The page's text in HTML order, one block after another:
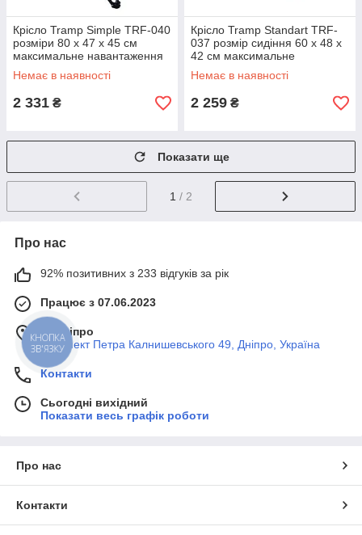
Крісло Tramp Simple TRF-040
розміри 80 х 47 х 45 см
максимальне навантаження
90 кг вага 3.8 кг
Немає в наявності
2 331 ₴
Крісло Tramp Standart TRF-
037 розмір сидіння 60 х 48 х
42 см максимальне
навантаження 90 кг вага 4.5
кг
Немає в наявності
2 259 ₴
Показати ще
1 / 2
Про нас
92% позитивних з 233 відгуків за рік
Працює з 07.06.2023
м. Дніпро
Проспект Петра Калнишевського 49, Дніпро, Україна
Контакти
Сьогодні вихідний
Показати весь графік роботи
Про нас
Контакти
КНОПКА
ЗВ'ЯЗКУ